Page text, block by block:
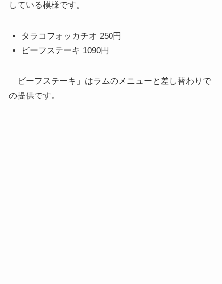
している模様です。
タラコフォッカチオ 250円
ビーフステーキ 1090円
「ビーフステーキ」はラムのメニューと差し替わりで
の提供です。